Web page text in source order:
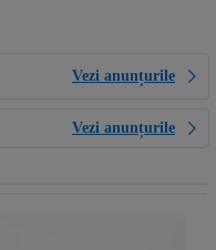
Vezi anunțurile
Vezi anunțurile